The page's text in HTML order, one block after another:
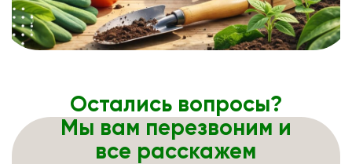
Остались вопросы?
Мы вам перезвоним и
все расскажем